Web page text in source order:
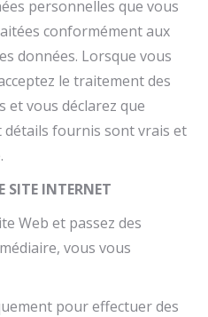
personnelles que vous
conformément aux
données. Lorsque vous
le traitement des
et vous déclarez que
fournis sont vrais et
SITE INTERNET
Web et passez des
vous vous
pour effectuer des